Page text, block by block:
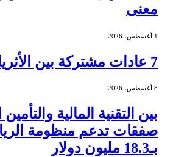
معنى
1 أغسطس، 2026
7 عادات مشتركة بين الأثرياء
8 أغسطس، 2026
صفقات تدعم منظومة
بـ18.3 مليون دولار